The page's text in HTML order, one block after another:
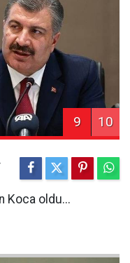
9 10
Koca oldu...